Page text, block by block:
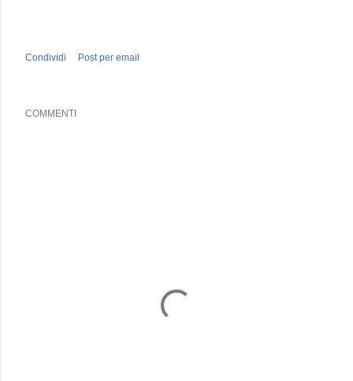
Condividi Post per email
COMMENTI